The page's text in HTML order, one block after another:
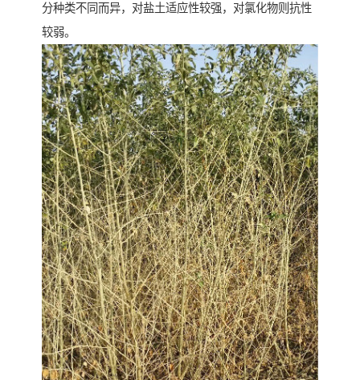
分种类不同而异，对盐土适应性较强，对氯化物则抗性
较弱。